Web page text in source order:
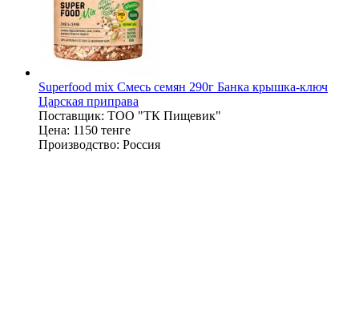
Superfood mix Смесь семян 290г Банка крышка-ключ
Царская приправа
Поставщик: ТОО "ТК Пищевик"
Цена: 1150 тенге
Производство: Россия